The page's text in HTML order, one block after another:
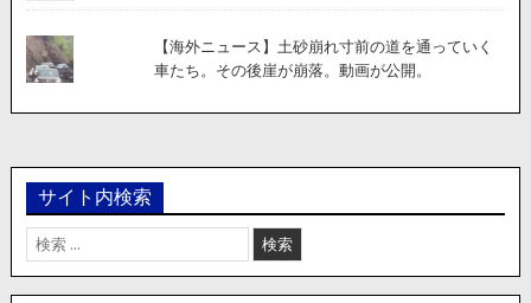
【海外ニュース】土砂崩れ寸前の道を通っていく
車たち。その後崖が崩落。動画が公開。
サイト内検索
検
索: